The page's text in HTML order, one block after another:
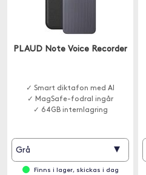
PLAUD Note Voice Recorder
✓ Smart diktafon med AI
✓ MagSafe-fodral ingår
✓ 64GB internlagring
Grå ▾
Finns i lager, skickas i dag